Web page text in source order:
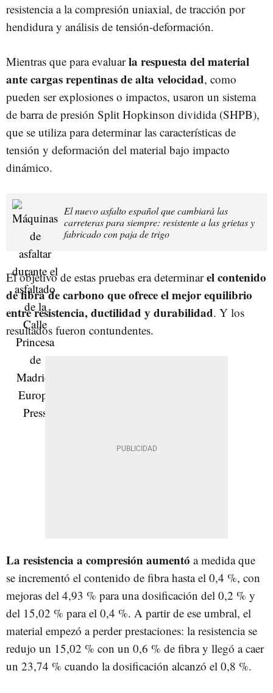
resistencia a la compresión uniaxial, de tracción por
hendidura y análisis de tensión-deformación.
Mientras que para evaluarla respuesta del material
ante cargas repentinas de alta velocidad, como
pueden ser explosiones o impactos, usaron un sistema
de barra de presión Split Hopkinson dividida (SHPB),
que se utiliza para determinar las características de
tensión y deformación del material bajo impacto
dinámico.
El nuevo asfalto español que cambiará las
carreteras para siempre: resistente a las grietas y
fabricado con paja de trigo
El objetivo de estas pruebas era determinarel contenido
de fibra de carbono que ofrece el mejor equilibrio
entre resistencia, ductilidad y durabilidad. Y los
resultados fueron contundentes.
La resistencia a compresión aumentó a medida que
se incrementó el contenido de fibra hasta el 0,4 %, con
mejoras del 4,93 % para una dosificación del 0,2 % y
del 15,02 % para el 0,4 %. A partir de ese umbral, el
material empezó a perder prestaciones: la resistencia se
redujo un 15,02 % con un 0,6 % de fibra y llegó a caer
un 23,74 % cuando la dosificación alcanzó el 0,8 %.